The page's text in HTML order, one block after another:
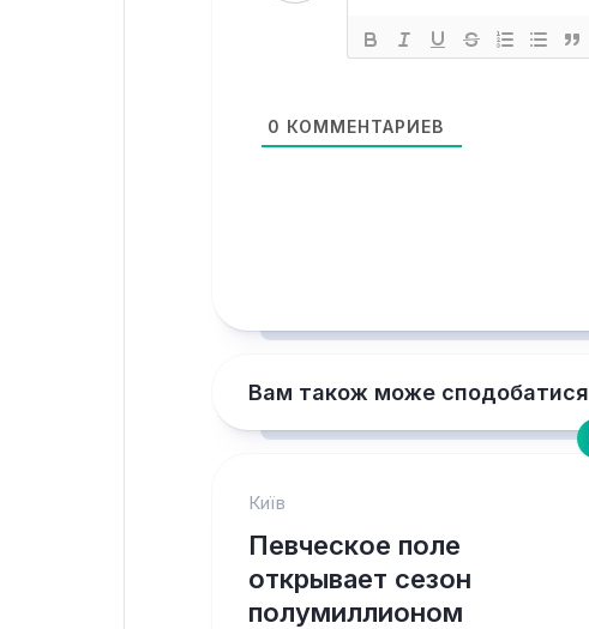
0 КОММЕНТАРИЕВ
Вам також може сподобатися
Київ
Певческое поле
открывает сезон
полумиллионом